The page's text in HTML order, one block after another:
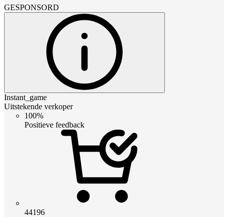
GESPONSORD
Instant_game
Uitstekende verkoper
100%
Positieve feedback
44196